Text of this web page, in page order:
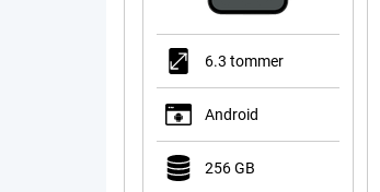
6.3 tommer
Android
256 GB